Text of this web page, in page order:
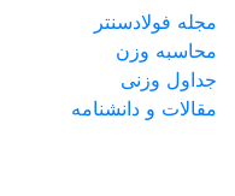
مجله فولادسنتر
محاسبه وزن
جداول وزنی
مقالات و دانشنامه